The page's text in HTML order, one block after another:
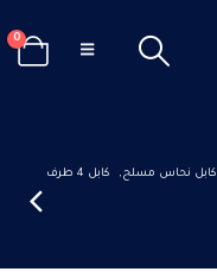
0
كابل نحاس مسلح, كابل 4 طرف